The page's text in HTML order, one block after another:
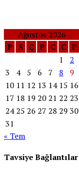
Ağustos 2026
P
S Ç P C C P
1
2
3
4 5 6 7 8
9
10 11 12 13 14 15 16
17 18 19 20 21 22 23
24 25 26 27 28 29 30
31
« Tem
Tavsiye Bağlantılar